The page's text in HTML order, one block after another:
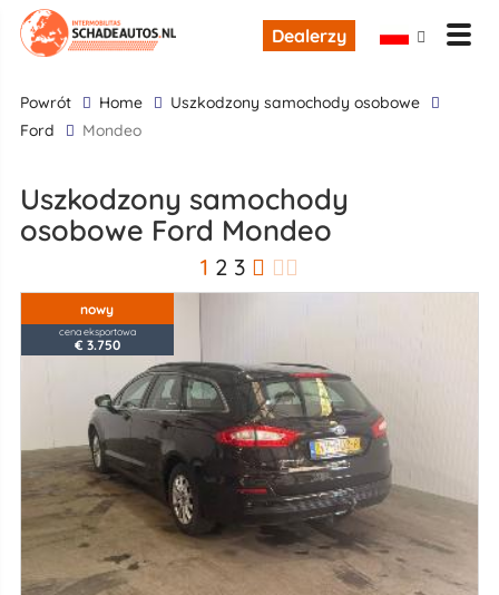
Dealerzy
powrót Home
uszkodzony samochody osobowe
Ford
Mondeo
uszkodzony samochody
osobowe Ford Mondeo
1 2 3
nowy
cena eksportowa
€ 3.750